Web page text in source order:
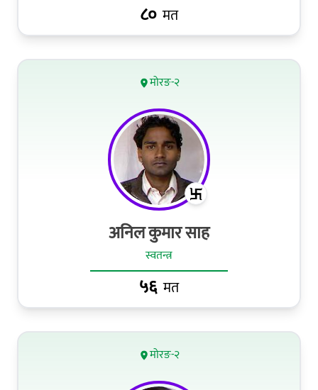
८० मत
मोरङ-२
अनिल कुमार साह
स्वतन्त्र
५६ मत
मोरङ-२